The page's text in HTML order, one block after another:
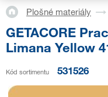
Plošné materiály
GETACORE
Limana Yellow
Kód sortimentu 531526